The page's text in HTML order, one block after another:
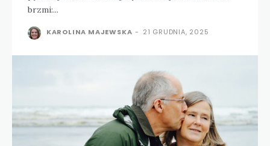
brzmi:...
KAROLINA MAJEWSKA - 21 GRUDNIA, 2025